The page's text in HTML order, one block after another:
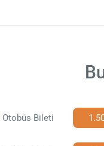
Otobüs Bileti